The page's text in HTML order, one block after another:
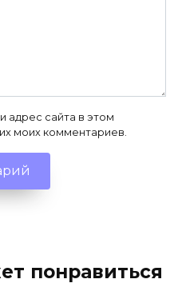
адрес сайта в этом
моих комментариев.
понравиться